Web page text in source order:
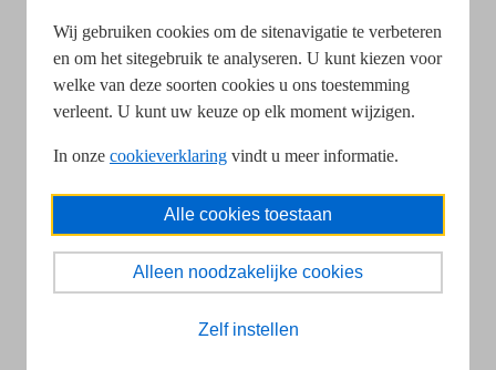
Wij gebruiken cookies om de sitenavigatie te verbeteren
en om het sitegebruik te analyseren. U kunt kiezen voor
welke van deze soorten cookies u ons toestemming
verleent. U kunt uw keuze op elk moment wijzigen.
In onze cookieverklaring vindt u meer informatie.
Alle cookies toestaan
Alleen noodzakelijke cookies
Zelf instellen